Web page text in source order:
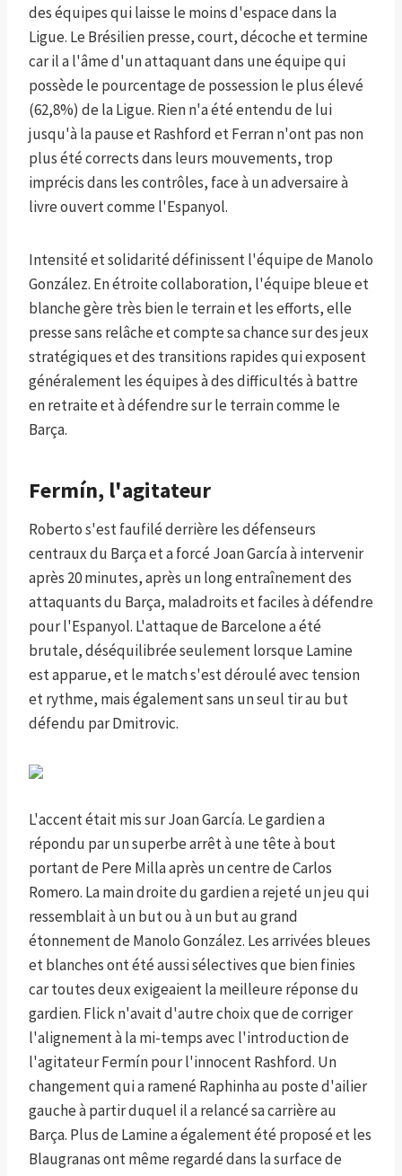
des équipes qui laisse le moins d'espace dans la
Ligue. Le Brésilien presse, court, décoche et termine
car il a l'âme d'un attaquant dans une équipe qui
possède le pourcentage de possession le plus élevé
(62,8%) de la Ligue. Rien n'a été entendu de lui
jusqu'à la pause et Rashford et Ferran n'ont pas non
plus été corrects dans leurs mouvements, trop
imprécis dans les contrôles, face à un adversaire à
livre ouvert comme l'Espanyol.
Intensité et solidarité définissent l'équipe de Manolo
González. En étroite collaboration, l'équipe bleue et
blanche gère très bien le terrain et les efforts, elle
presse sans relâche et compte sa chance sur des jeux
stratégiques et des transitions rapides qui exposent
généralement les équipes à des difficultés à battre
en retraite et à défendre sur le terrain comme le
Barça.
Fermín, l'agitateur
Roberto s'est faufilé derrière les défenseurs
centraux du Barça et a forcé Joan García à intervenir
après 20 minutes, après un long entraînement des
attaquants du Barça, maladroits et faciles à défendre
pour l'Espanyol. L'attaque de Barcelone a été
brutale, déséquilibrée seulement lorsque Lamine
est apparue, et le match s'est déroulé avec tension
et rythme, mais également sans un seul tir au but
défendu par Dmitrovic.
L'accent était mis sur Joan García. Le gardien a
répondu par un superbe arrêt à une tête à bout
portant de Pere Milla après un centre de Carlos
Romero. La main droite du gardien a rejeté un jeu qui
ressemblait à un but ou à un but au grand
étonnement de Manolo González. Les arrivées bleues
et blanches ont été aussi sélectives que bien finies
car toutes deux exigeaient la meilleure réponse du
gardien. Flick n'avait d'autre choix que de corriger
l'alignement à la mi-temps avec l'introduction de
l'agitateur Fermín pour l'innocent Rashford. Un
changement qui a ramené Raphinha au poste d'ailier
gauche à partir duquel il a relancé sa carrière au
Barça. Plus de Lamine a également été proposé et les
Blaugranas ont même regardé dans la surface de